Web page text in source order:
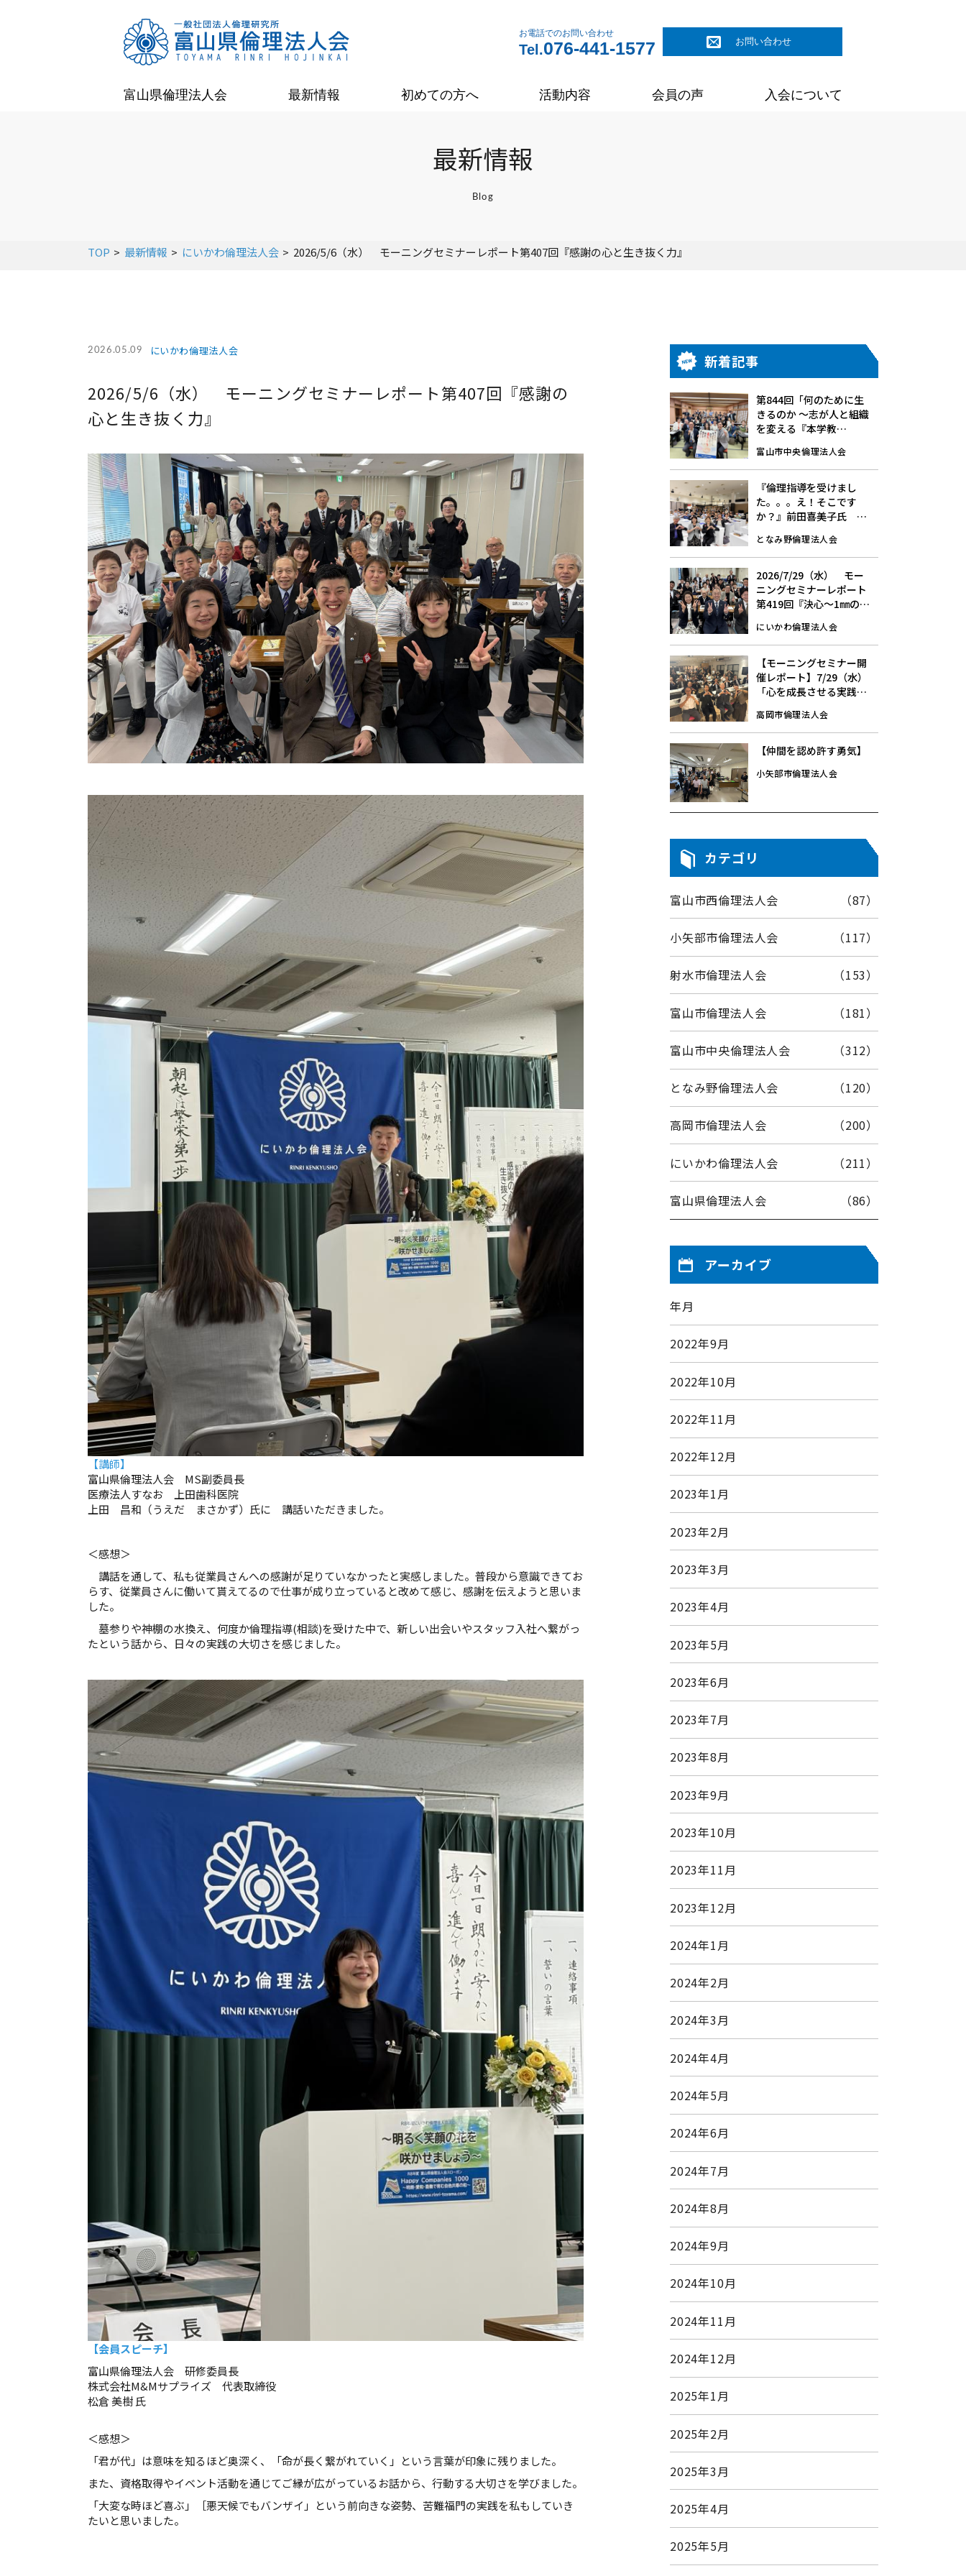
お問い合わせ
お電話でのお問い合わせ
Tel.076-441-1577
富山県倫理法人会 最新情報 初めての方へ 活動内容 会員の声 入会について
最新情報
Blog
TOP 最新情報 にいかわ倫理法人会 2026/5/6（水） モーニングセミナーレポート第407回『感謝の心と生き抜く力』
2026.05.09 にいかわ倫理法人会
2026/5/6（水） モーニングセミナーレポート第407回『感謝の
心と生き抜く力』
【講師】
富山県倫理法人会 MS副委員長
医療法人すなお 上田歯科医院
上田 昌和（うえだ まさかず）氏に 講話いただきました。
＜感想＞
講話を通して、私も従業員さんへの感謝が足りていなかったと実感しました。普段から意識できてお
らす、従業員さんに働いて貰えてるので仕事が成り立っていると改めて感じ、感謝を伝えようと思いま
した。
墓参りや神棚の水換え、何度か倫理指導(相談)を受けた中で、新しい出会いやスタッフ入社へ繋がっ
たという話から、日々の実践の大切さを感じました。
【会員スピーチ】
富山県倫理法人会 研修委員長
株式会社M&Mサプライズ 代表取締役
松倉 美樹 氏
＜感想＞
「君が代」は意味を知るほど奥深く、「命が長く繋がれていく」という言葉が印象に残りました。
また、資格取得やイベント活動を通じてご縁が広がっているお話から、行動する大切さを学びました。
「大変な時ほど喜ぶ」［悪天候でもバンザイ」という前向きな姿勢、苦難福門の実践を私もしていき
たいと思いました。
新着記事
第844回「何のために生
きるのか 〜志が人と組織
を変える『本学教
ニングセミナーレポート
富山市中央倫理法人会
『倫理指導を受けまし
た。。。え！そこです
か？』前田喜美子氏
ーニングセミナーレポー
ト
となみ野倫理法人会
2026/7/29（水） モー
ニングセミナーレポート
第419回『決心～1㎜の挑
にいかわ倫理法人会
【モーニングセミナー開
催レポート】7/29（水）
「心を成長させる実践」
高岡市倫理法人会
【仲間を認め許す勇気】
小矢部市倫理法人会
カテゴリ
富山市西倫理法人会 （87）
小矢部市倫理法人会 （117）
射水市倫理法人会 （153）
富山市倫理法人会 （181）
富山市中央倫理法人会 （312）
となみ野倫理法人会 （120）
高岡市倫理法人会 （200）
にいかわ倫理法人会 （211）
富山県倫理法人会 （86）
アーカイブ
年月
2022年9月
2022年10月
2022年11月
2022年12月
2023年1月
2023年2月
2023年3月
2023年4月
2023年5月
2023年6月
2023年7月
2023年8月
2023年9月
2023年10月
2023年11月
2023年12月
2024年1月
2024年2月
2024年3月
2024年4月
2024年5月
2024年6月
2024年7月
2024年8月
2024年9月
2024年10月
2024年11月
2024年12月
2025年1月
2025年2月
2025年3月
2025年4月
2025年5月